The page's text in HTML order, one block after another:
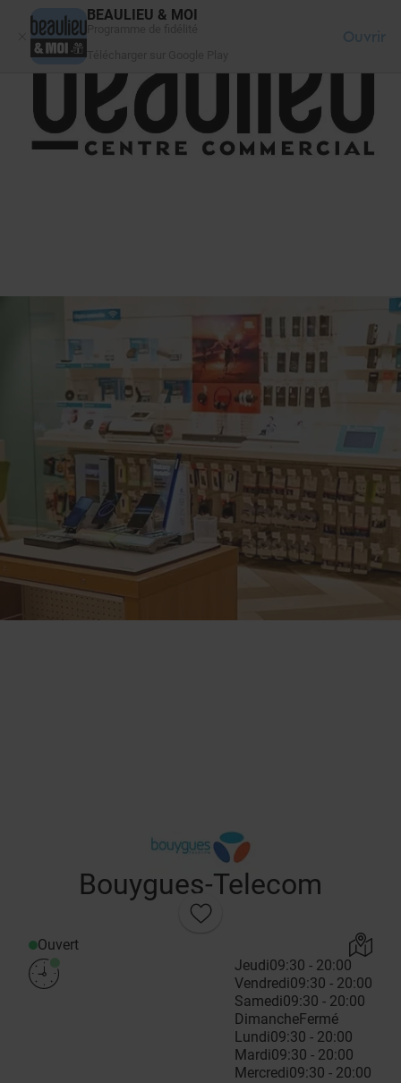
BEAULIEU & MOI
Ouvrir
VOTRE CENTRE
SE CONNECTER
Bouygues-Telecom
Ouvert
Jeudi09:30 - 20:00
Vendredi09:30 - 20:00
Samedi09:30 - 20:00
DimancheFermé
Lundi09:30 - 20:00
Mardi09:30 - 20:00
Mercredi09:30 - 20:00
Panneau de gestion des cookies